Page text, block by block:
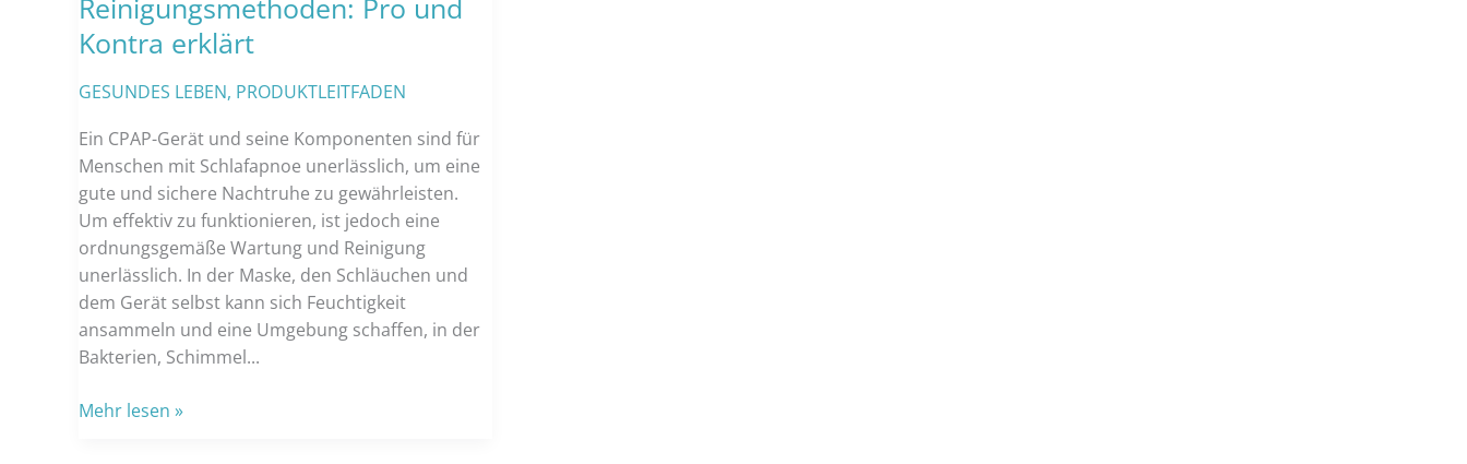
Reinigungsmethoden: Pro und
Kontra erklärt
GESUNDES LEBEN, PRODUKTLEITFADEN
Ein CPAP-Gerät und seine Komponenten sind für
Menschen mit Schlafapnoe unerlässlich, um eine
gute und sichere Nachtruhe zu gewährleisten.
Um effektiv zu funktionieren, ist jedoch eine
ordnungsgemäße Wartung und Reinigung
unerlässlich. In der Maske, den Schläuchen und
dem Gerät selbst kann sich Feuchtigkeit
ansammeln und eine Umgebung schaffen, in der
Bakterien, Schimmel...
CPAP-
Mehr lesen »